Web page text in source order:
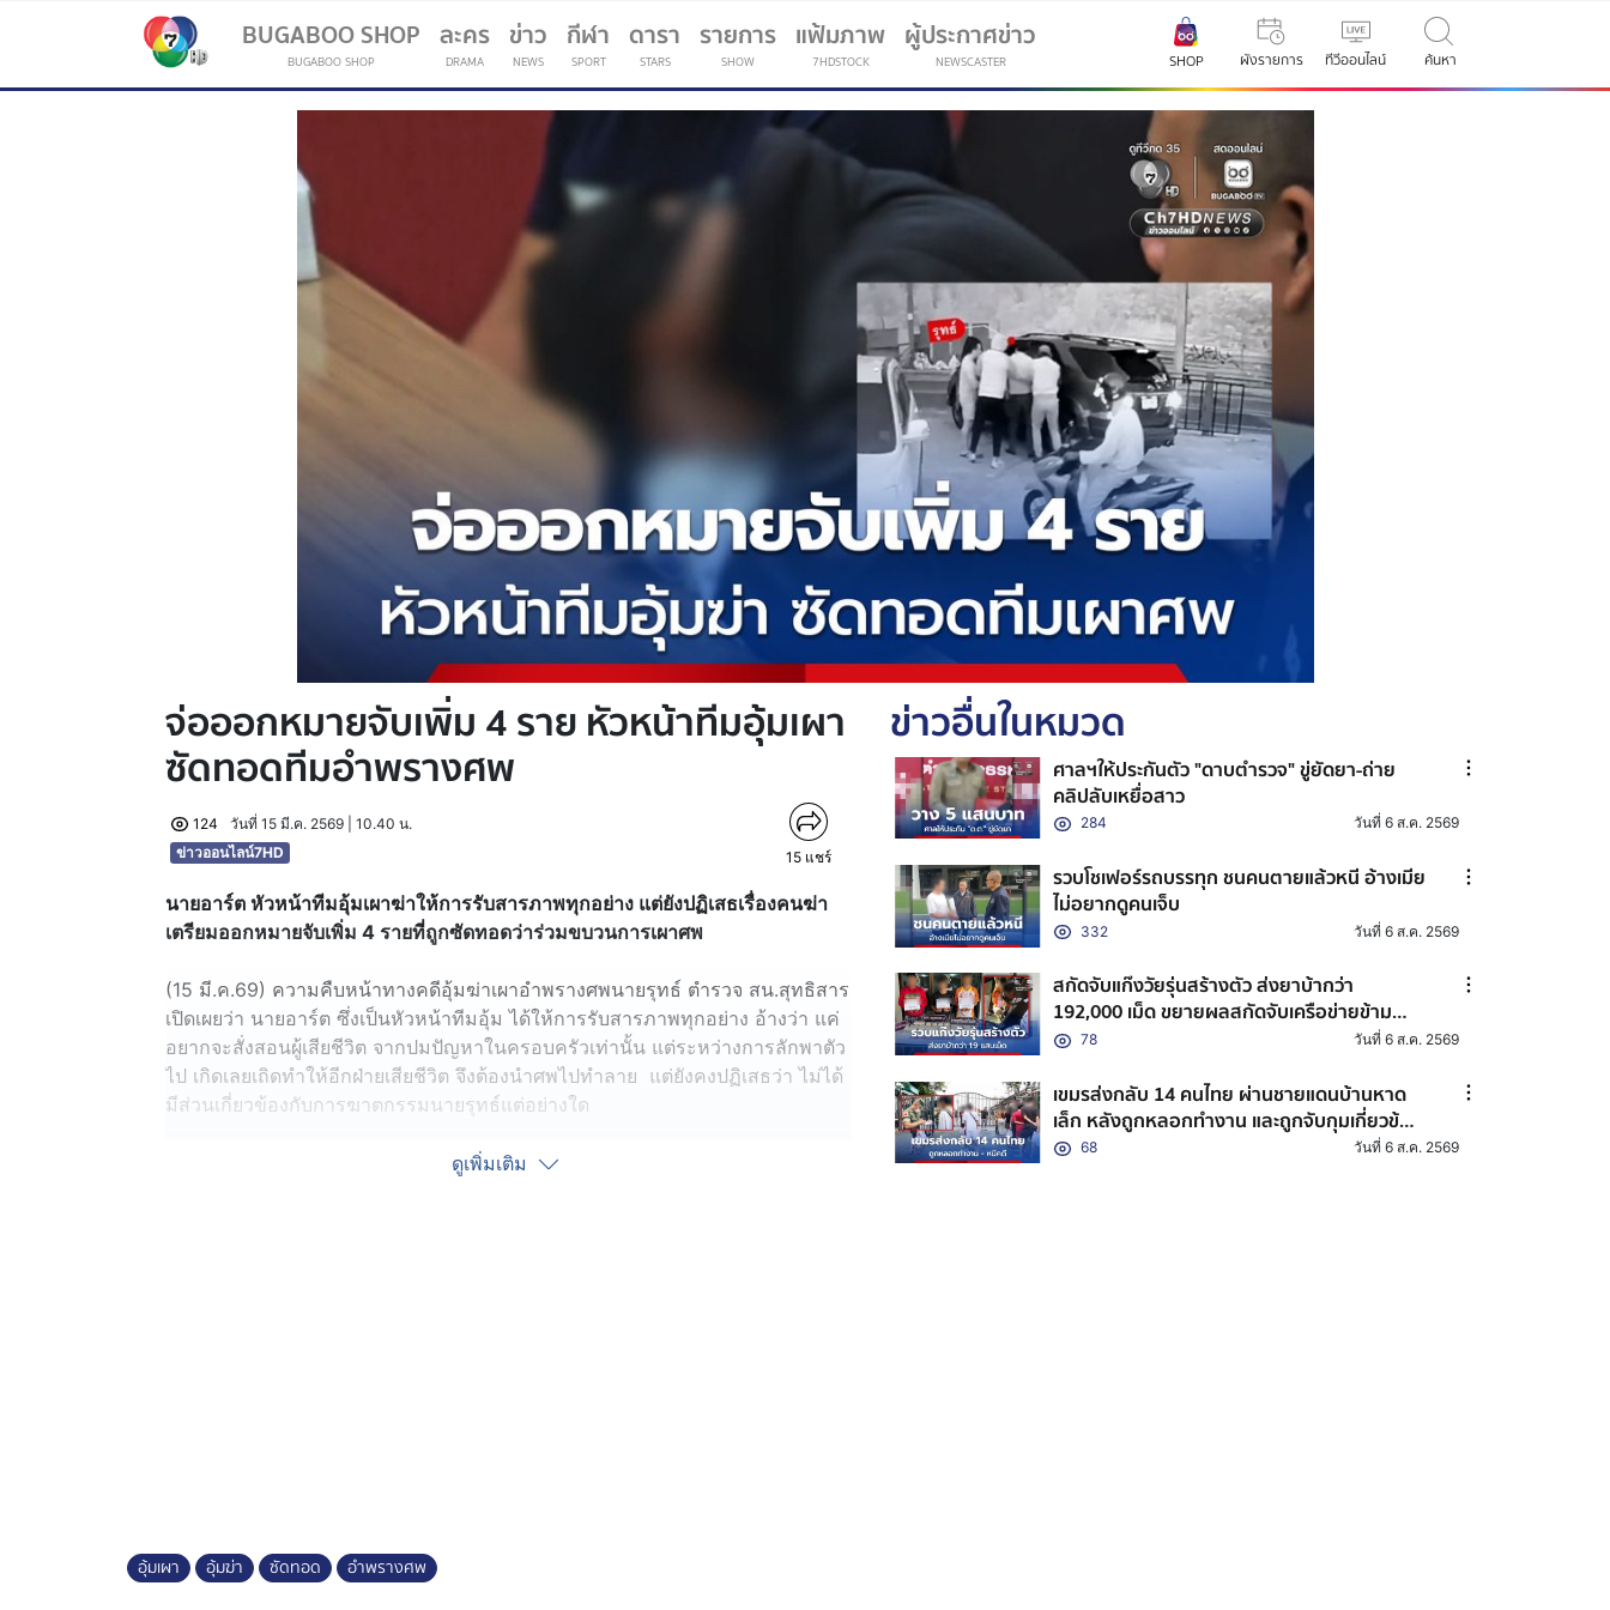
BUGABOO SHOP
BUGABOO SHOP
ละคร
DRAMA
ข่าว
NEWS
กีฬา
SPORT
(current)
ดารา
STARS
รายการ
SHOW
แฟ้มภาพ
7HDSTOCK
ผู้ประกาศข่าว
NEWSCASTER SHOP ผังรายการ ทีวีออนไลน์ ค้นหา
จ่อออกหมายจับเพิ่ม 4 ราย หัวหน้าทีมอุ้มเผา
ซัดทอดทีมอำพรางศพ
124
วันที่ 15 มี.ค. 2569 | 10.40 น.
ข่าวออนไลน์7HD
15 แชร์
นายอาร์ต หัวหน้าทีมอุ้มเผาฆ่าให้การรับสารภาพทุกอย่าง แต่ยังปฏิเสธเรื่องคนฆ่า
เตรียมออกหมายจับเพิ่ม 4 รายที่ถูกซัดทอดว่าร่วมขบวนการเผาศพ
(15 มี.ค.69) ความคืบหน้าทางคดีอุ้มฆ่าเผาอำพรางศพนายรุทธ์ ตำรวจ สน.สุทธิสาร
เปิดเผยว่า นายอาร์ต ซึ่งเป็นหัวหน้าทีมอุ้ม ได้ให้การรับสารภาพทุกอย่าง อ้างว่า แค่
อยากจะสั่งสอนผู้เสียชีวิต จากปมปัญหาในครอบครัวเท่านั้น แต่ระหว่างการลักพาตัว
ไป เกิดเลยเถิดทำให้อีกฝ่ายเสียชีวิต จึงต้องนำศพไปทำลาย แต่ยังคงปฏิเสธว่า ไม่ได้
มีส่วนเกี่ยวข้องกับการฆาตกรรมนายรุทธ์แต่อย่างใด
ซึ่งในวันจันทร์นี้ ทางพนักงานสอบสวนจะเข้าไปสอบปากคำเพิ่มเติมผู้ต้องหาในคดีที่
ดูเพิ่มเติม
ข่าวอื่นในหมวด
ศาลฯให้ประกันตัว "ดาบตำรวจ" ขู่ยัดยา-ถ่าย
คลิปลับเหยื่อสาว
284 วันที่ 6 ส.ค. 2569
รวบโชเฟอร์รถบรรทุก ชนคนตายแล้วหนี อ้างเมีย
ไม่อยากดูคนเจ็บ
332 วันที่ 6 ส.ค. 2569
สกัดจับแก๊งวัยรุ่นสร้างตัว ส่งยาบ้ากว่า
192,000 เม็ด ขยายผลสกัดจับเครือข่ายข้าม
จังหวัด
78 วันที่ 6 ส.ค. 2569
เขมรส่งกลับ 14 คนไทย ผ่านชายแดนบ้านหาด
เล็ก หลังถูกหลอกทำงาน และถูกจับกุมเกี่ยวข้อง
กับอาชญากรรมออนไลน์
68 วันที่ 6 ส.ค. 2569
อุ้มเผา อุ้มฆ่า ซัดทอด อำพรางศพ